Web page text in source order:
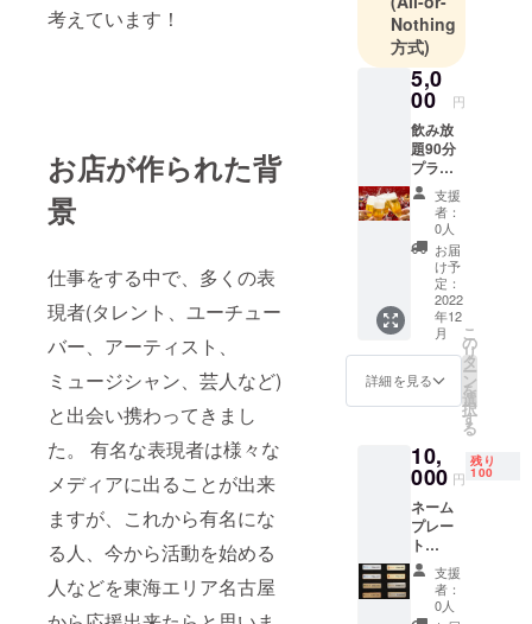
考えています！
お店が作られた背
景
仕事をする中で、多くの表
現者(タレント、ユーチュー
バー、アーティスト、
ミュージシャン、芸人など)
と出会い携わってきまし
た。 有名な表現者は様々な
メディアに出ることが出来
ますが、これから有名にな
る人、今から活動を始める
人などを東海エリア名古屋
Nothing
方式)
5,0
00 円
飲み放
題90分
プラン
5,000
円/1回
分 ※お
客様専
用グラ
スをご
用意(今
後来店
時には
こちら
のグラ
スを使
用いた
す) ※お
連れ様
は別。
支援
者：
0人
お届
け予
定：
2022
年12
月
詳細を見る
こ
の
リ
タ
ー
ン
を
選
択
す
る
10,
000 円
残り
100
ネーム
プレー
ト
10,000
円 ※店
内にお
支援
者：
0人